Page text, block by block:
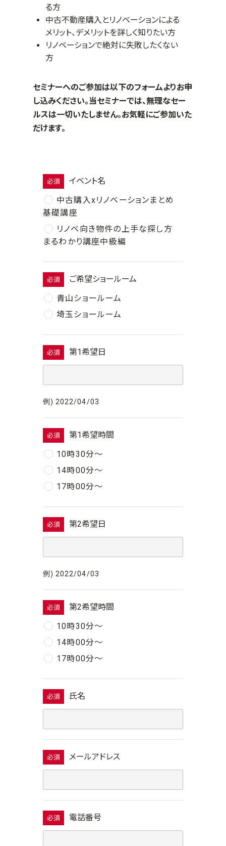
る方
中古不動産購入とリノベーションによる
メリット、デメリットを詳しく知りたい方
リノベーションで絶対に失敗したくない
方
セミナーへのご参加は以下のフォームよりお申
し込みください。当セミナーでは、無理なセー
ルスは一切いたしません。お気軽にご参加いた
だけます。
必須
イベント名
中古購入xリノベーションまとめ
基礎講座
リノベ向き物件の上手な探し方
まるわかり講座中級編
必須
ご希望ショールーム
青山ショールーム
埼玉ショールーム
必須 第1希望日
例) 2022/04/03
必須
第1希望時間
10時30分〜
14時00分〜
17時00分〜
必須 第2希望日
例) 2022/04/03
必須
第2希望時間
10時30分〜
14時00分〜
17時00分〜
必須 氏名
必須 メールアドレス
必須 電話番号